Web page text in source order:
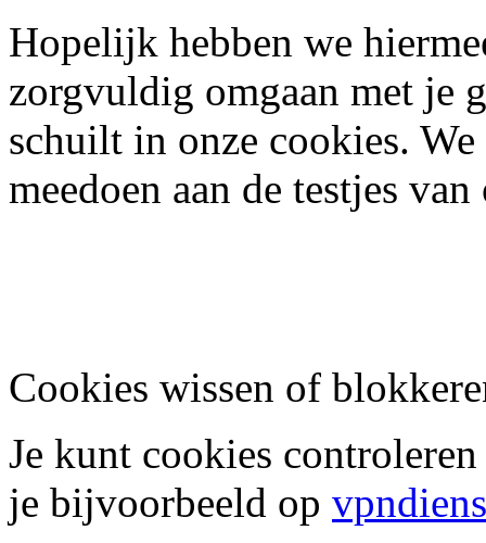
Hopelijk hebben we
zorgvuldig omgaan met je
schuilt in onze cookies.
meedoen aan de testjes
Cookies wissen of
Je kunt cookies
je bijvoorbeeld op